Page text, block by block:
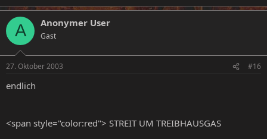
A Anonymer User
Gast
27. Oktober 2003 #16
endlich
<span style="color:red"> STREIT UM TREIBHAUSGAS